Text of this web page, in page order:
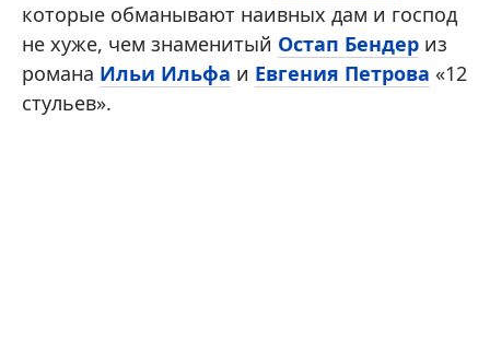
которые обманывают наивных дам и господ
не хуже, чем знаменитый Остап Бендер из
романа Ильи Ильфа и Евгения Петрова «12
стульев».